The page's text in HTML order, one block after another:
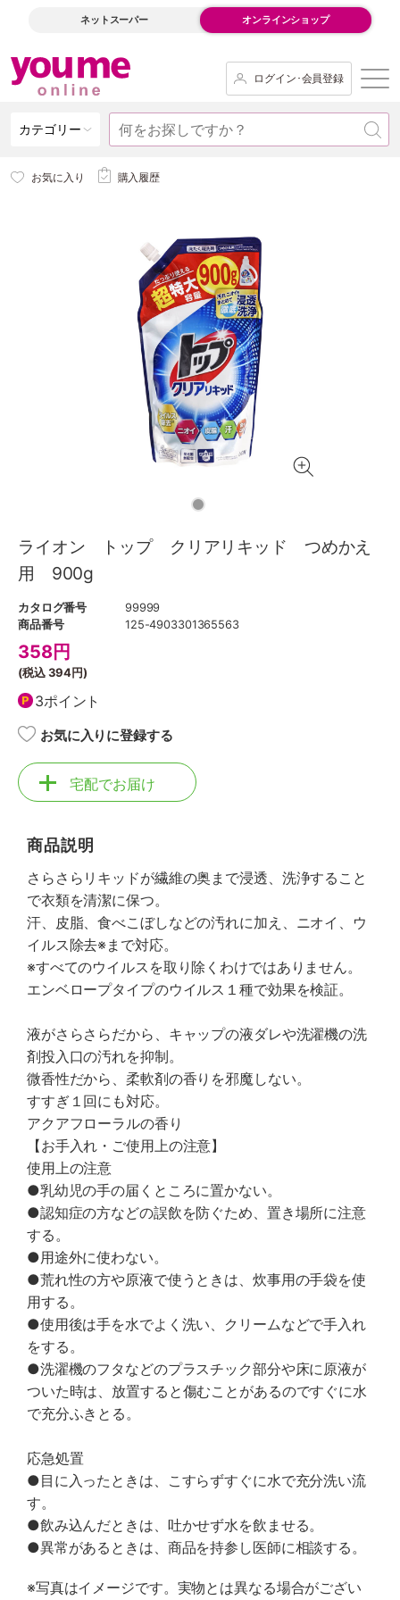
ネットスーパー オンラインショップ
ログイン･会員登録
カテゴリー
お気に入り 購入履歴
ライオン トップ クリアリキッド つめかえ
用 900g
カタログ番号
99999
商品番号
125-4903301365563
358円
(税込394円)
3ポイント
お気に入りに登録する
宅配でお届け
商品説明
さらさらリキッドが繊維の奥まで浸透、洗浄すること
で衣類を清潔に保つ。
汗、皮脂、食べこぼしなどの汚れに加え、ニオイ、ウ
イルス除去※まで対応。
※すべてのウイルスを取り除くわけではありません。
エンベロープタイプのウイルス１種で効果を検証。
液がさらさらだから、キャップの液ダレや洗濯機の洗
剤投入口の汚れを抑制。
微香性だから、柔軟剤の香りを邪魔しない。
すすぎ１回にも対応。
アクアフローラルの香り
【お手入れ・ご使用上の注意】
使用上の注意
●乳幼児の手の届くところに置かない。
●認知症の方などの誤飲を防ぐため、置き場所に注意
する。
●用途外に使わない。
●荒れ性の方や原液で使うときは、炊事用の手袋を使
用する。
●使用後は手を水でよく洗い、クリームなどで手入れ
をする。
●洗濯機のフタなどのプラスチック部分や床に原液が
ついた時は、放置すると傷むことがあるのですぐに水
で充分ふきとる。
応急処置
●目に入ったときは、こすらずすぐに水で充分洗い流
す。
●飲み込んだときは、吐かせず水を飲ませる。
●異常があるときは、商品を持参し医師に相談する。
※写真はイメージです。実物とは異なる場合がござい